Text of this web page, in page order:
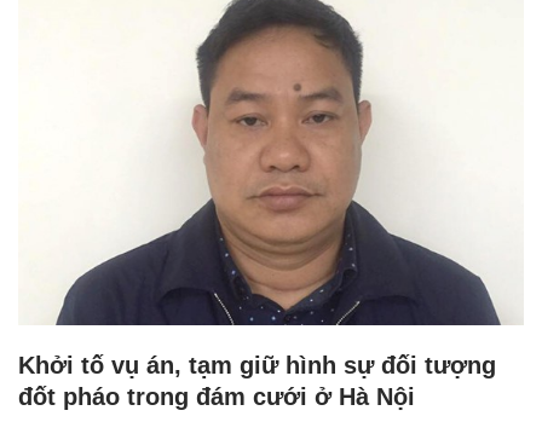
Khởi tố vụ án, tạm giữ hình sự đối tượng
đốt pháo trong đám cưới ở Hà Nội